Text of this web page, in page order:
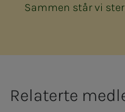
Sammen står vi
Relaterte